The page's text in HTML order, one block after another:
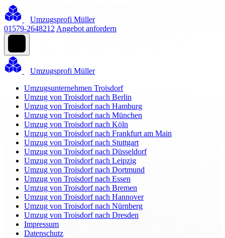
Umzugsprofi Müller
01579-2648212 Angebot anfordern
Umzugsprofi Müller
Umzugsunternehmen Troisdorf
Umzug von Troisdorf nach Berlin
Umzug von Troisdorf nach Hamburg
Umzug von Troisdorf nach München
Umzug von Troisdorf nach Köln
Umzug von Troisdorf nach Frankfurt am Main
Umzug von Troisdorf nach Stuttgart
Umzug von Troisdorf nach Düsseldorf
Umzug von Troisdorf nach Leipzig
Umzug von Troisdorf nach Dortmund
Umzug von Troisdorf nach Essen
Umzug von Troisdorf nach Bremen
Umzug von Troisdorf nach Hannover
Umzug von Troisdorf nach Nürnberg
Umzug von Troisdorf nach Dresden
Impressum
Datenschutz